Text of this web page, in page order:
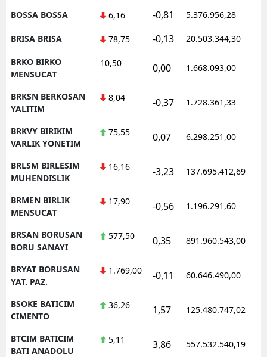
BOSSA BOSSA 6,16 -0,81 5.376.956,28
BRISA BRISA 78,75 -0,13 20.503.344,30
BRKO BIRKO
MENSUCAT
10,50 0,00 1.668.093,00
BRKSN BERKOSAN
YALITIM
8,04 -0,37 1.728.361,33
BRKVY BIRIKIM
VARLIK YONETIM
75,55 0,07 6.298.251,00
BRLSM BIRLESIM
MUHENDISLIK
16,16 -3,23 137.695.412,69
BRMEN BIRLIK
MENSUCAT
17,90 -0,56 1.196.291,60
BRSAN BORUSAN
BORU SANAYI
577,50 0,35 891.960.543,00
BRYAT BORUSAN
YAT. PAZ.
1.769,00 -0,11 60.646.490,00
BSOKE BATICIM
CIMENTO
36,26 1,57 125.480.747,02
BTCIM BATICIM
BATI ANADOLU
5,11 3,86 557.532.540,19